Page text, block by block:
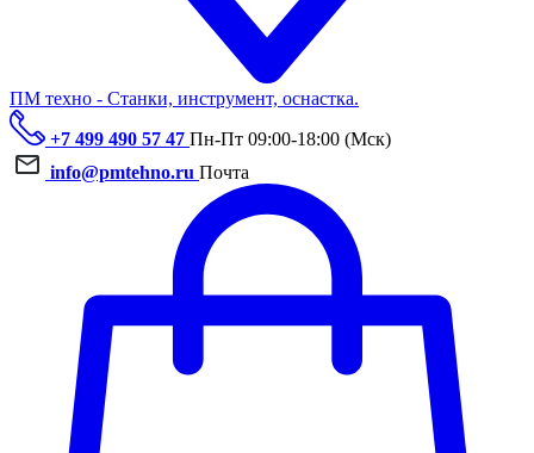
ПМ техно - Станки, инструмент, оснастка.
+7 499 490 57 47 Пн-Пт 09:00-18:00 (Мск)
info@pmtehno.ru Почта